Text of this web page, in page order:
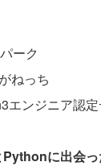
ーク
ねっち
エンジニア認
に出会っ